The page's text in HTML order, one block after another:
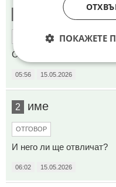
И Киев е Руски
ОТГОВОР
САЩисаните мога да му
05:56 15.05.2026
2 име
ОТГОВОР
И него ли ще отвличат?
06:02 15.05.2026
ПОКАЖЕТЕ